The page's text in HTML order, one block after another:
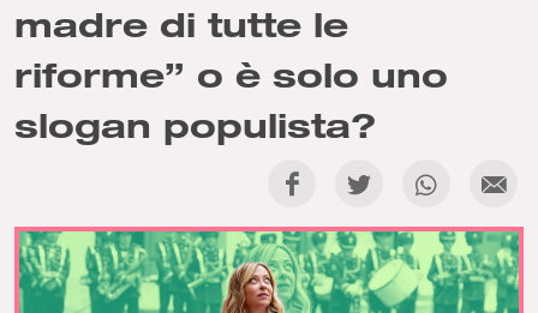
madre di tutte le
riforme” o è solo uno
slogan populista?